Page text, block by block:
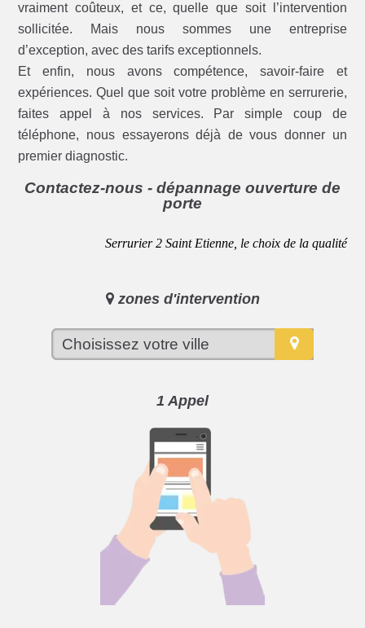
vraiment coûteux, et ce, quelle que soit l’intervention
sollicitée. Mais nous sommes une entreprise
d’exception, avec des tarifs exceptionnels.
Et enfin, nous avons compétence, savoir-faire et
expériences. Quel que soit votre problème en serrurerie,
faites appel à nos services. Par simple coup de
téléphone, nous essayerons déjà de vous donner un
premier diagnostic.
Contactez-nous - dépannage ouverture de
porte
Serrurier 2 Saint Etienne, le choix de la qualité
zones d'intervention
1 Appel